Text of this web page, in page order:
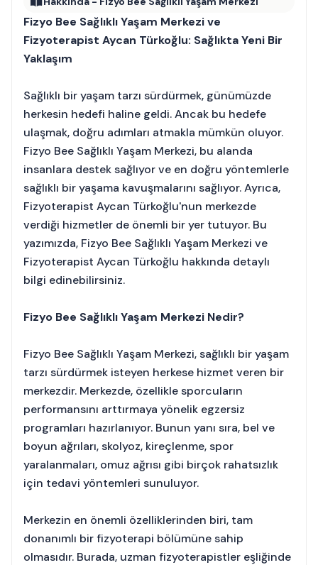
Fizyo Bee Sağlıklı Yaşam Merkezi ve
Fizyoterapist Aycan Türkoğlu: Sağlıkta Yeni Bir
Yaklaşım
Sağlıklı bir yaşam tarzı sürdürmek, günümüzde
herkesin hedefi haline geldi. Ancak bu hedefe
ulaşmak, doğru adımları atmakla mümkün oluyor.
Fizyo Bee Sağlıklı Yaşam Merkezi, bu alanda
insanlara destek sağlıyor ve en doğru yöntemlerle
sağlıklı bir yaşama kavuşmalarını sağlıyor. Ayrıca,
Fizyoterapist Aycan Türkoğlu'nun merkezde
verdiği hizmetler de önemli bir yer tutuyor. Bu
yazımızda, Fizyo Bee Sağlıklı Yaşam Merkezi ve
Fizyoterapist Aycan Türkoğlu hakkında detaylı
bilgi edinebilirsiniz.
Fizyo Bee Sağlıklı Yaşam Merkezi Nedir?
Fizyo Bee Sağlıklı Yaşam Merkezi, sağlıklı bir yaşam
tarzı sürdürmek isteyen herkese hizmet veren bir
merkezdir. Merkezde, özellikle sporcuların
performansını arttırmaya yönelik egzersiz
programları hazırlanıyor. Bunun yanı sıra, bel ve
boyun ağrıları, skolyoz, kireçlenme, spor
yaralanmaları, omuz ağrısı gibi birçok rahatsızlık
için tedavi yöntemleri sunuluyor.
Merkezin en önemli özelliklerinden biri, tam
donanımlı bir fizyoterapi bölümüne sahip
olmasıdır. Burada, uzman fizyoterapistler eşliğinde